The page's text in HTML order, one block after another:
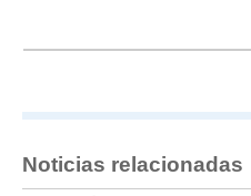
Noticias relacionadas